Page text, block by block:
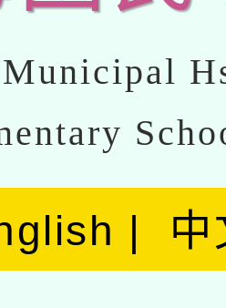
Municipal
中